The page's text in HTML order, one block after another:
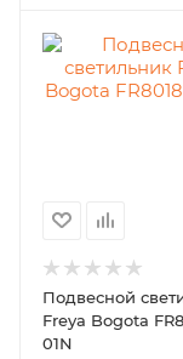
Подвесной
Freya Bogota
01N